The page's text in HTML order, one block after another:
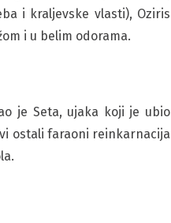
i kraljevske vlasti), Oziris
i u belim odorama.
je Seta, ujaka koji je ubio
ostali faraoni reinkarnacija